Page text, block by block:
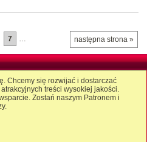
następna strona »
7 …
Chcemy się rozwijać i dostarczać
treści wysokiej jakości.
Zostań naszym Patronem i